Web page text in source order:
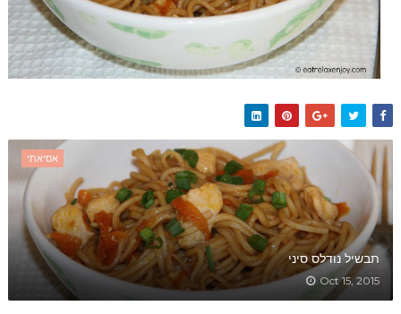
אסיאתי
תבשיל נודלס סיני
Oct 15, 2015